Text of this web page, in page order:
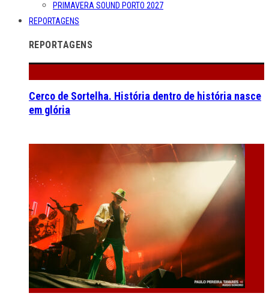
PRIMAVERA SOUND PORTO 2027
REPORTAGENS
REPORTAGENS
Cerco de Sortelha. História dentro de história nasce
em glória